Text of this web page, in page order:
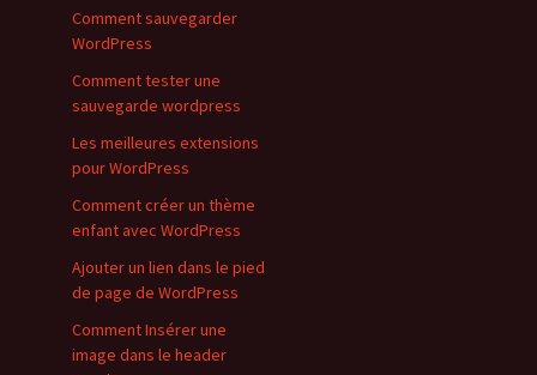
Comment sauvegarder
WordPress
Comment tester une
sauvegarde wordpress
Les meilleures extensions
pour WordPress
Comment créer un thème
enfant avec WordPress
Ajouter un lien dans le pied
de page de WordPress
Comment Insérer une
image dans le header